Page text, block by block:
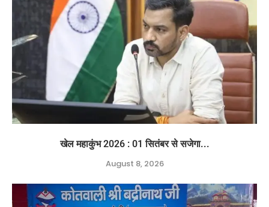
खेल महाकुंभ 2026 : 01 सितंबर से सजेगा...
August 8, 2026